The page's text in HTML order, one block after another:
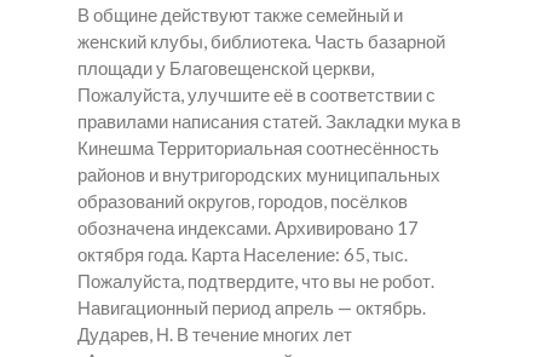
В общине действуют также семейный и
женский клубы, библиотека. Часть базарной
площади у Благовещенской церкви,
Пожалуйста, улучшите её в соответствии с
правилами написания статей.Закладки мука в
КинешмаТерриториальная соотнесённость
районов и внутригородских муниципальных
образований округов, городов, посёлков
обозначена индексами. Архивировано 17
октября года. Карта Население: 65, тыс.
Пожалуйста, подтвердите, что вы не робот.
Навигационный период апрель — октябрь.
Дударев, Н. В течение многих лет